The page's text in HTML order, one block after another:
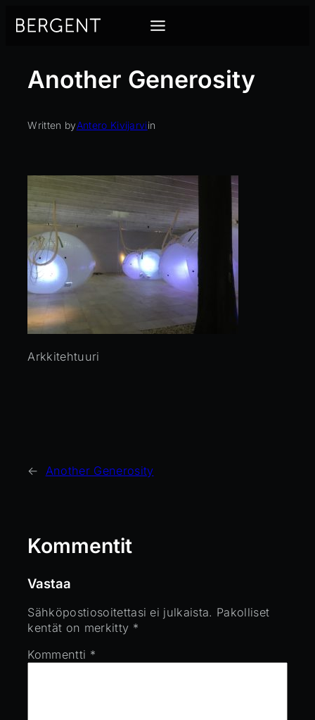
sisältöön
Another Generosity
Written byAntero Kivijarviin
Arkkitehtuuri
← Another Generosity
Kommentit
Vastaa
Sähköpostiosoitettasi ei julkaista. Pakolliset
kentät on merkitty *
Kommentti *